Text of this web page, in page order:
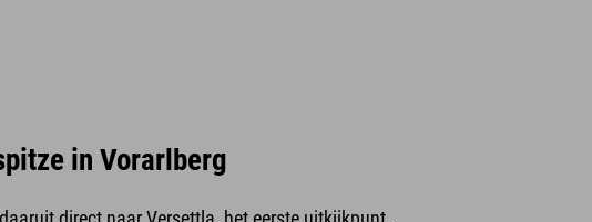
in Vorarlberg